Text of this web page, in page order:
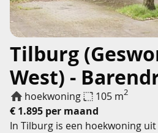
Tilburg
West) -
hoekwoning 105 m2
€ 1.895 per maand
In Tilburg is een hoekwoning